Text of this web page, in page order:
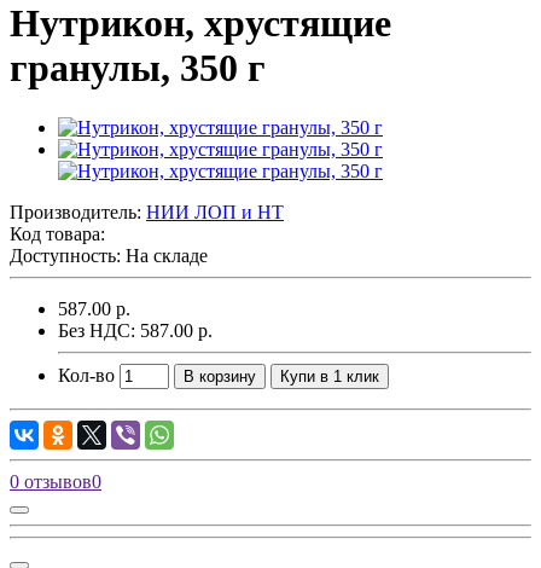
Нутрикон, хрустящие
гранулы, 350 г
Производитель: НИИ ЛОП и НТ
Код товара:
Доступность: На складе
587.00 р.
Без НДС: 587.00 р.
Кол-во В корзину Купи в 1 клик
0 отзывов0